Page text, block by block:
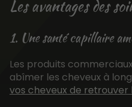
Les avantages des
1. Une santé capillaire
Les produits
abîmer les cheveux à
vos cheveux de